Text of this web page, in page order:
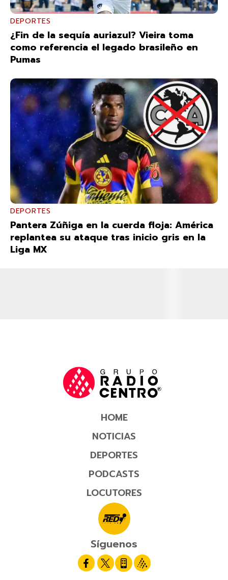
DEPORTES
¿Fin de la sequía auriazul? Vieira toma
como referencia el legado brasileño en
Pumas
DEPORTES
Pantera Zúñiga en la cuerda floja: América
replantea su ataque tras inicio gris en la
Liga MX
HOME
NOTICIAS
DEPORTES
PODCASTS
LOCUTORES
Síguenos